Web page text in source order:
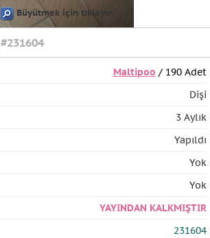
Büyütmek için tıklayın
#231604
Maltipoo / 190 Adet
Dişi
3 Aylık
Yapıldı
Yok
Yok
YAYINDAN KALKMIŞTIR
231604